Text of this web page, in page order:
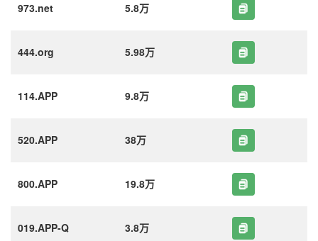
973.net 5.8万
444.org 5.98万
114.APP 9.8万
520.APP 38万
800.APP 19.8万
019.APP-Q 3.8万